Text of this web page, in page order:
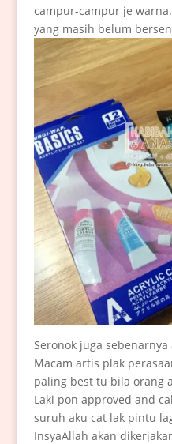
campur-campur je
yang masih belum
Seronok juga
Macam artis plak
paling best tu bila orang
Laki pon approved and
suruh aku cat lak pintu
InsyaAllah akan